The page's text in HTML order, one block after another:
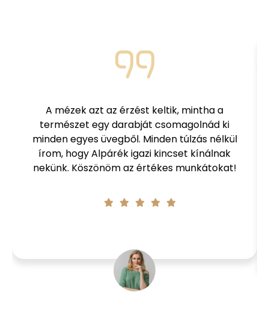
A mézek azt az érzést keltik, mintha a
természet egy darabját csomagolnád ki
minden egyes üvegből. Minden túlzás nélkül
írom, hogy Alpárék igazi kincset kínálnak
nekünk. Köszönöm az értékes munkátokat!